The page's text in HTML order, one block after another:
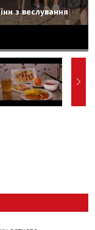
з веслування